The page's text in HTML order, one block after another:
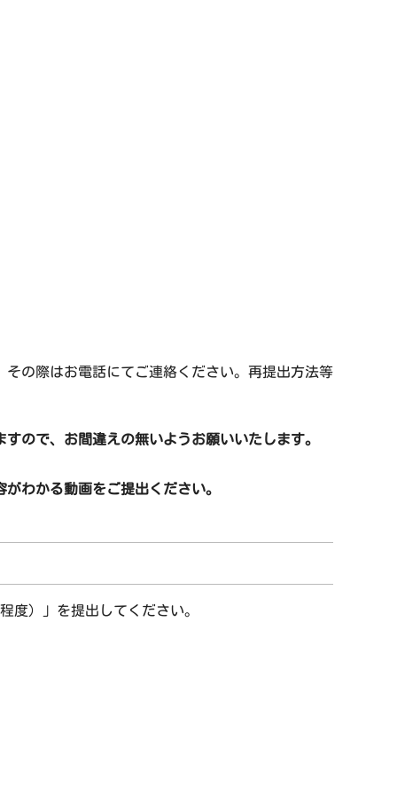
の際はお電話にてご連絡ください。再提出方法等
ので、お間違えの無いようお願いいたします。
わかる動画をご提出ください。
度）」を提出してください。